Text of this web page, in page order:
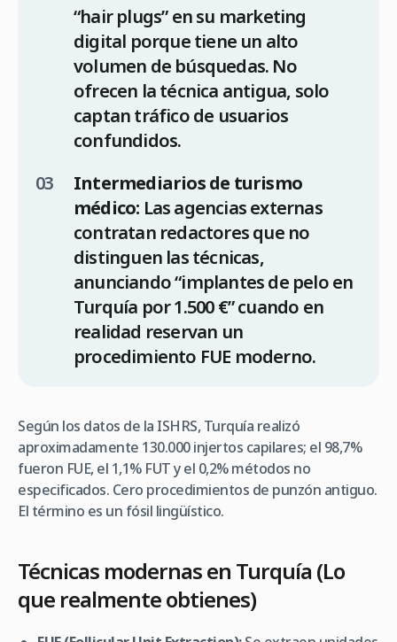
“hair plugs” en su marketing
digital porque tiene un alto
volumen de búsquedas. No
ofrecen la técnica antigua, solo
captan tráfico de usuarios
confundidos.
Intermediarios de turismo
médico: Las agencias externas
contratan redactores que no
distinguen las técnicas,
anunciando “implantes de pelo en
Turquía por 1.500 €” cuando en
realidad reservan un
procedimiento FUE moderno.
Según los datos de la ISHRS, Turquía realizó
aproximadamente 130.000 injertos capilares; el 98,7%
fueron FUE, el 1,1% FUT y el 0,2% métodos no
especificados. Cero procedimientos de punzón antiguo.
El término es un fósil lingüístico.
Técnicas modernas en Turquía (Lo
que realmente obtienes)